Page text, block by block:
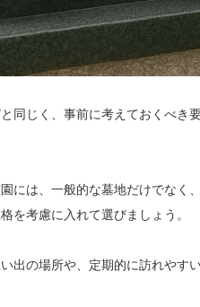
同じく、事前に考えておくべき
には、一般的な墓地だけでなく
を考慮に入れて選びましょう。
出の場所や、定期的に訪れやす